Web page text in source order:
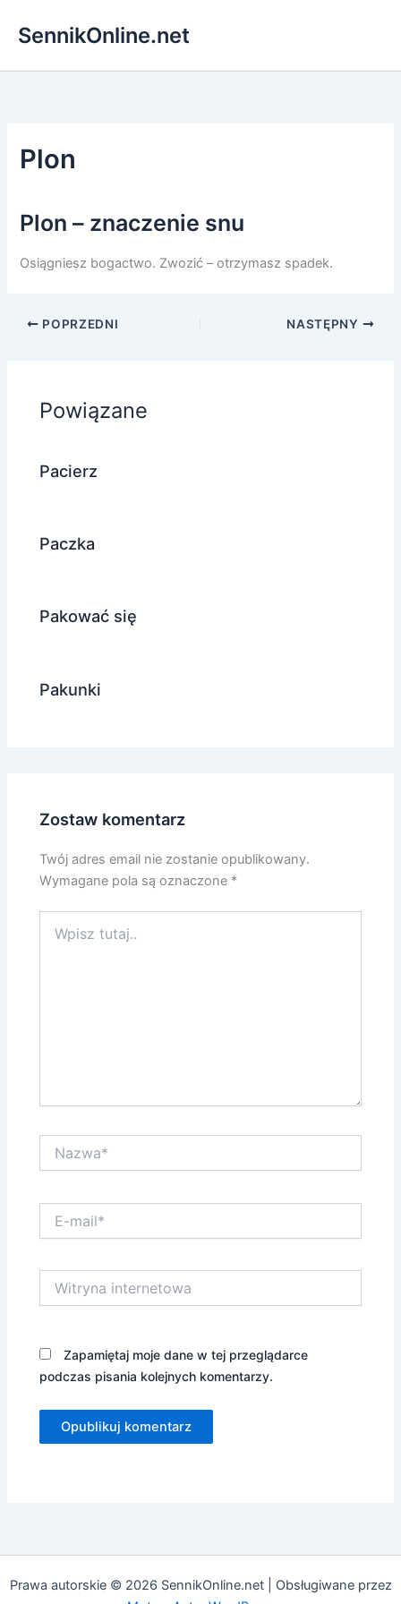
SennikOnline.net
Plon
Plon – znaczenie snu
Osiągniesz bogactwo. Zwozić – otrzymasz spadek.
POPRZEDNI NASTĘPNY
Powiązane
Pacierz
Paczka
Pakować się
Pakunki
Zostaw komentarz
Twój adres email nie zostanie opublikowany.
Wymagane pola są oznaczone *
tutaj..
mail*
internetowa
Zapamiętaj moje dane w tej przeglądarce
podczas pisania kolejnych komentarzy.
Prawa autorskie © 2026 SennikOnline.net | Obsługiwane przez